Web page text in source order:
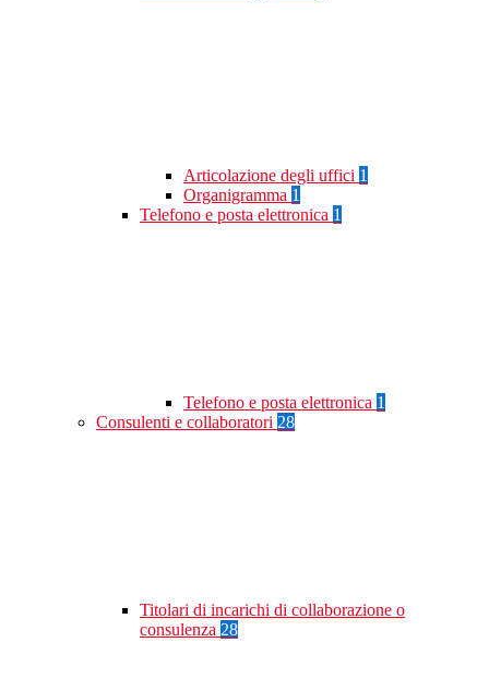
Articolazione degli uffici 1
Organigramma 1
Telefono e posta elettronica 1
Telefono e posta elettronica 1
Consulenti e collaboratori 28
Titolari di incarichi di collaborazione o
consulenza 28